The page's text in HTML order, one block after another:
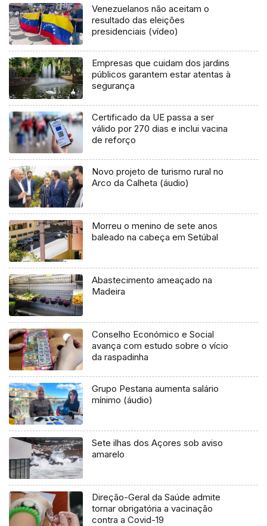
Venezuelanos não aceitam o
resultado das eleições
presidenciais (vídeo)
Empresas que cuidam dos jardins
públicos garantem estar atentas à
segurança
Certificado da UE passa a ser
válido por 270 dias e inclui vacina
de reforço
Novo projeto de turismo rural no
Arco da Calheta (áudio)
Morreu o menino de sete anos
baleado na cabeça em Setúbal
Abastecimento ameaçado na
Madeira
Conselho Económico e Social
avança com estudo sobre o vício
da raspadinha
Grupo Pestana aumenta salário
mínimo (áudio)
Sete ilhas dos Açores sob aviso
amarelo
Direção-Geral da Saúde admite
tornar obrigatória a vacinação
contra a Covid-19